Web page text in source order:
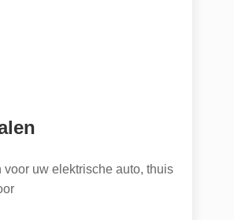
voor uw elektrische auto, thuis